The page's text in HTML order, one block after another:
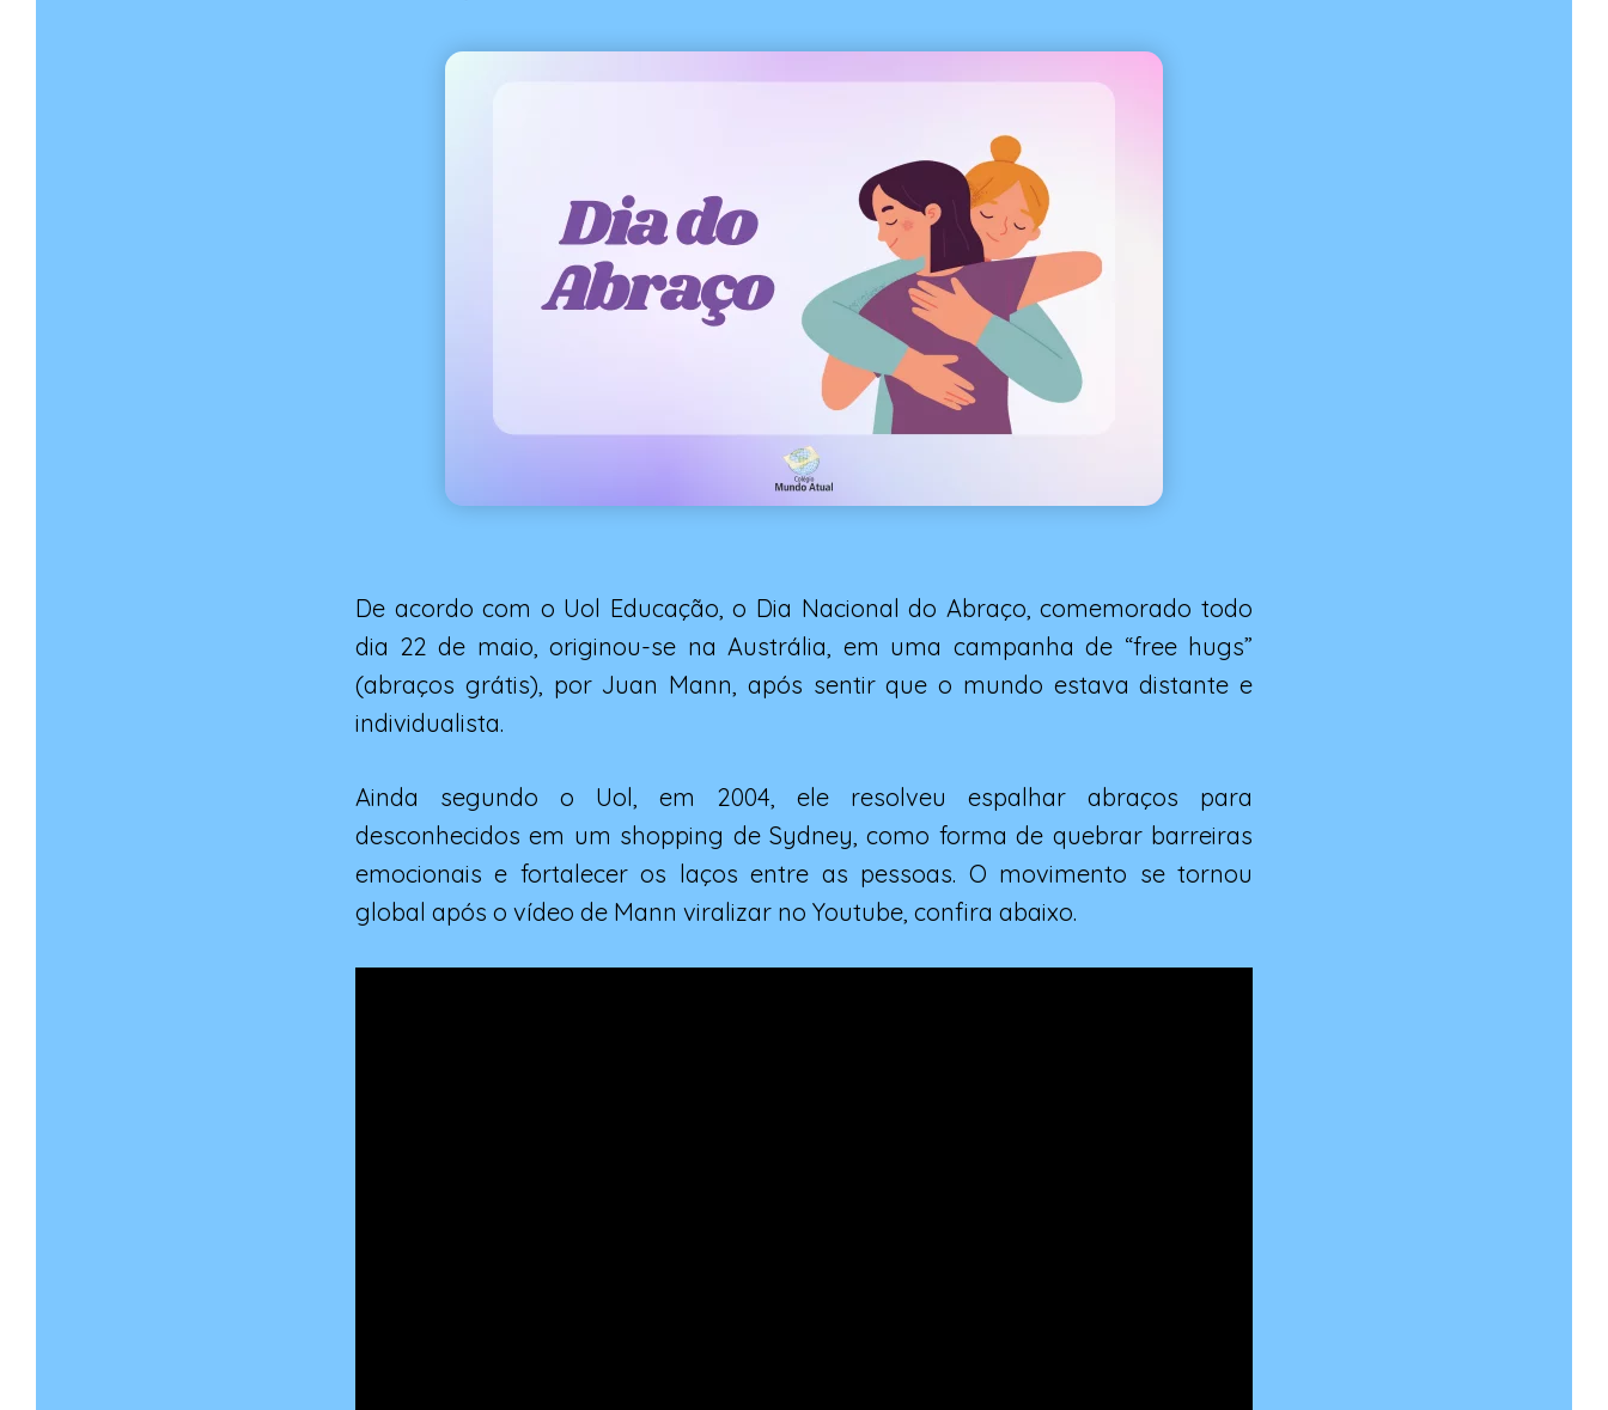
De acordo com o Uol Educação, o Dia Nacional do Abraço, comemorado todo
dia 22 de maio, originou-se na Austrália, em uma campanha de “free hugs”
(abraços grátis), por Juan Mann, após sentir que o mundo estava distante e
individualista.
Ainda segundo o Uol, em 2004, ele resolveu espalhar abraços para
desconhecidos em um shopping de Sydney, como forma de quebrar barreiras
emocionais e fortalecer os laços entre as pessoas. O movimento se tornou
global após o vídeo de Mann viralizar no Youtube, confira abaixo.